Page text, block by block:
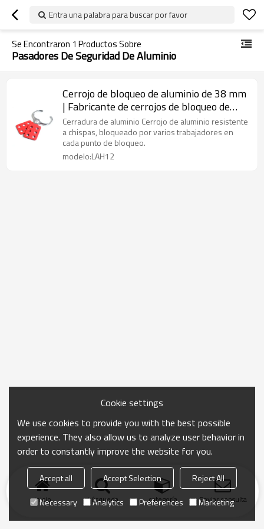
Entra una palabra para buscar por favor
Se Encontraron 1 Productos Sobre
Pasadores De Seguridad De Aluminio
Cerrojo de bloqueo de aluminio de 38 mm
| Fabricante de cerrojos de bloqueo de
seguridad | Fabricación de bloqueo Lita
Cerradura de aluminio Cerrojo de aluminio resistente
a chispas, bloqueado por varios trabajadores en
cada punto de bloqueo.
modelo:LAH12
Inicio búsqueda categoría Enviar consulta
Cookie settings
We use cookies to provide you with the best possible
experience. They also allow us to analyze user behavior in
order to constantly improve the website for you.
Accept all Accept Selection
Reject All
Necessary
Analytics Preferences Marketing